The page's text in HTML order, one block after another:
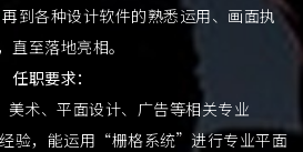
到各种设计软件的熟悉运用、画面执
直至落地亮相。
任职要求：
美术、平面设计、广告等相关专业
验，能运用“栅格系统”进行专业平面